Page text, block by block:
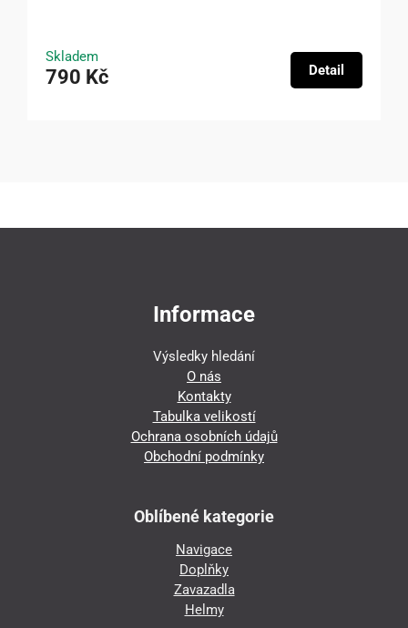
Skladem
790 Kč Detail
Informace
Výsledky hledání
O nás
Kontakty
Tabulka velikostí
Ochrana osobních údajů
Obchodní podmínky
Oblíbené kategorie
Navigace
Doplňky
Zavazadla
Helmy